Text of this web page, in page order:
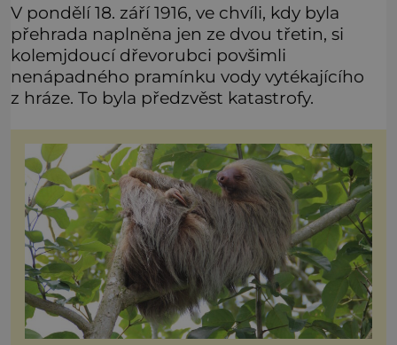
V pondělí 18. září 1916, ve chvíli, kdy byla
přehrada naplněna jen ze dvou třetin, si
kolemjdoucí dřevorubci povšimli
nenápadného pramínku vody vytékajícího
z hráze. To byla předzvěst katastrofy.